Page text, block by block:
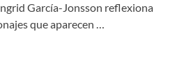
García-Jonsson reflexiona
que aparecen …